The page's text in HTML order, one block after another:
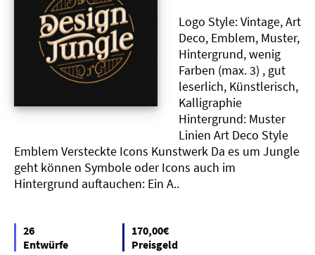
Logo Style: Vintage, Art
Deco, Emblem, Muster,
Hintergrund, wenig
Farben (max. 3) , gut
leserlich, Künstlerisch,
Kalligraphie
Hintergrund: Muster
Linien Art Deco Style
Emblem Versteckte Icons Kunstwerk Da es um Jungle
geht können Symbole oder Icons auch im
Hintergrund auftauchen: Ein A..
26
Entwürfe
170,00€
Preisgeld